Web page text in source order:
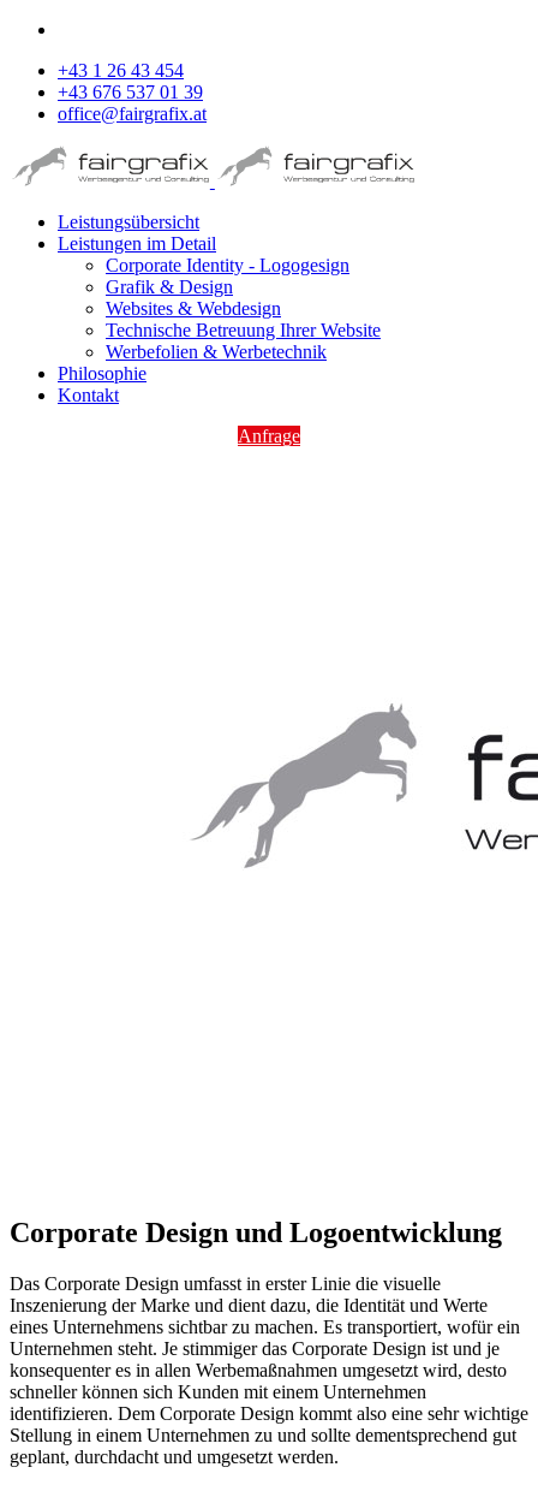
+43 1 26 43 454
+43 676 537 01 39
office@fairgrafix.at
Leistungsübersicht
Leistungen im Detail
Corporate Identity - Logogesign
Grafik & Design
Websites & Webdesign
Technische Betreuung Ihrer Website
Werbefolien & Werbetechnik
Philosophie
Kontakt
Anfrage
Corporate Design und Logoentwicklung
Das Corporate Design umfasst in erster Linie die visuelle
Inszenierung der Marke und dient dazu, die Identität und Werte
eines Unternehmens sichtbar zu machen. Es transportiert, wofür ein
Unternehmen steht. Je stimmiger das Corporate Design ist und je
konsequenter es in allen Werbemaßnahmen umgesetzt wird, desto
schneller können sich Kunden mit einem Unternehmen
identifizieren. Dem Corporate Design kommt also eine sehr wichtige
Stellung in einem Unternehmen zu und sollte dementsprechend gut
geplant, durchdacht und umgesetzt werden.